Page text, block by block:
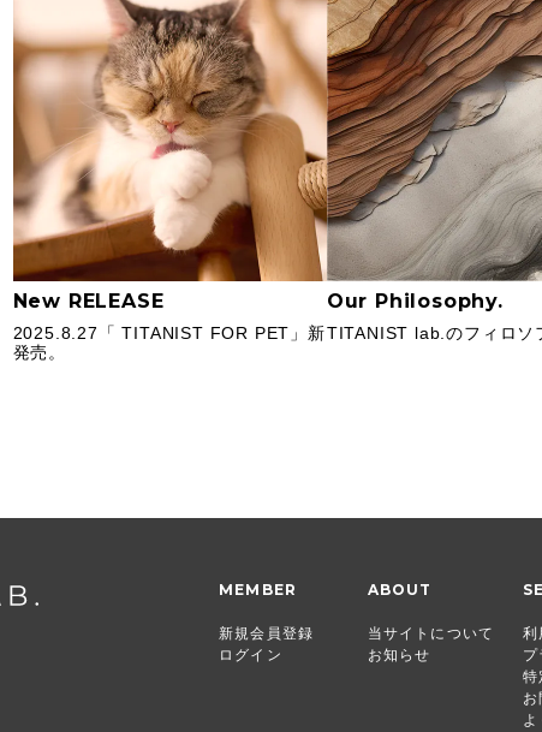
New RELEASE
2025.8.27「 TITANIST FOR PET」新
発売。
Our Philosophy.
TITANIST lab.のフィロソ
MEMBER
新規会員登録
ログイン
ABOUT
当サイトについて
お知らせ
利
特